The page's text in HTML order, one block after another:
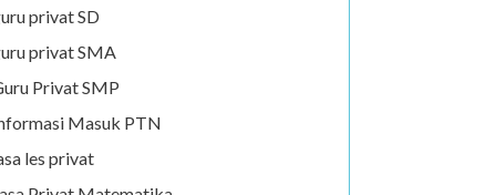
privat SD
privat SMA
Privat SMP
Masuk PTN
les privat